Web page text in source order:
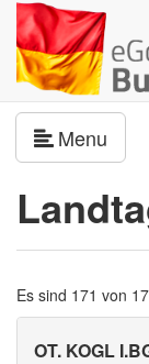
Menu
Es sind 171 von
OT. KOGL